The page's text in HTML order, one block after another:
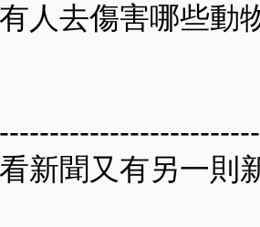
人去傷害哪些
新聞又有另一